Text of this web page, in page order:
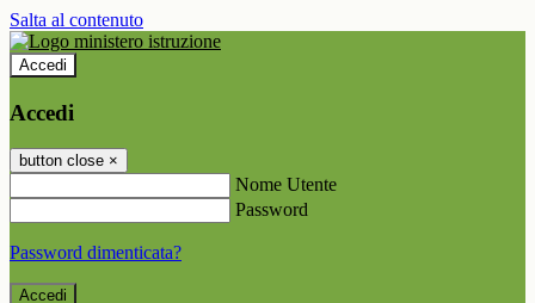
Salta al contenuto
Accedi
Accedi
button close ×
Nome Utente
Password
Password dimenticata?